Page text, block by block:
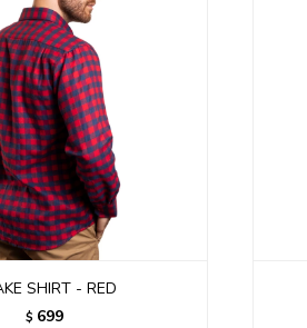
SHIRT - RED
$ 699